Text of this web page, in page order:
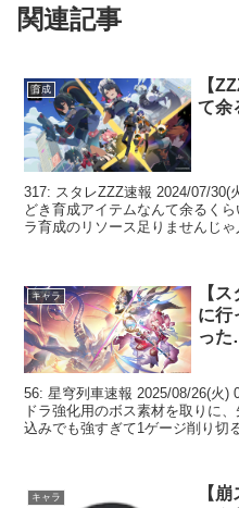
関連記事
育成
【
て余
317: スタレZZZ速報 2024/07/30(
どき育成アイテムなんて余るく
ラ育成のリソース足りませんじ
キャラ
【
に行
っ
56: 星穹列車速報 2025/08/26(火)
ドラ強化用のボス素材を取りに
込みでも強すぎて1ゲージ削り切
キャラ
【